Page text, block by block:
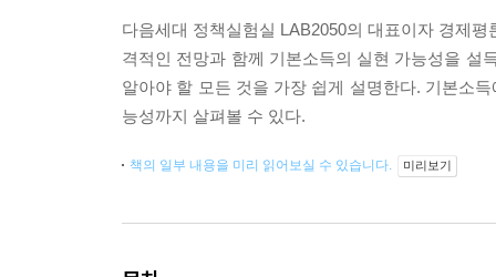
다음세대 정책실험실 LAB2050의 대표이자 경제
격적인 전망과 함께 기본소득의 실현 가능성을 설
알아야 할 모든 것을 가장 쉽게 설명한다. 기본소
능성까지 살펴볼 수 있다.
책의 일부 내용을 미리 읽어보실 수 있습니다. 미리보기